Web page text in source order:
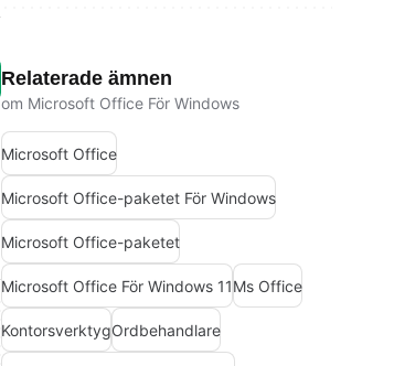
Relaterade ämnen
om Microsoft Office För Windows
Microsoft Office
Microsoft Office-paketet För Windows
Microsoft Office-paketet
Microsoft Office För Windows 11Ms Office
KontorsverktygOrdbehandlare